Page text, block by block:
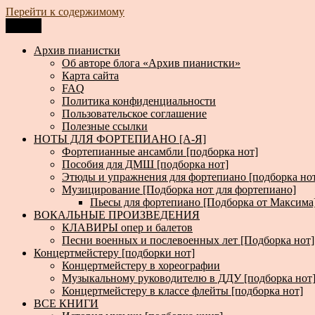
Перейти к содержимому
Архив пианистки
Всё для пианистов: ноты, книги, музыка, статьи…
Архив пианистки
Об авторе блога «Архив пианистки»
Карта сайта
FAQ
Политика конфиденциальности
Пользовательское соглашение
Полезные ссылки
НОТЫ ДЛЯ ФОРТЕПИАНО [А-Я]
Фортепианные ансамбли [подборка нот]
Пособия для ДМШ [подборка нот]
Этюды и упражнения для фортепиано [подборка
Музицирование [Подборка нот для фортепиано]
Пьесы для фортепиано [Подборка от
ВОКАЛЬНЫЕ ПРОИЗВЕДЕНИЯ
КЛАВИРЫ опер и балетов
Песни военных и послевоенных лет [Подборка нот]
Концертмейстеру [подборки нот]
Концертмейстеру в хореографии
Музыкальному руководителю в ДДУ [подборка нот]
Концертмейстеру в классе флейты [подборка нот]
ВСЕ КНИГИ